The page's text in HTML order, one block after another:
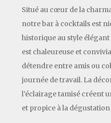
Situé au cœur de la
notre bar à cocktails est
historique au style
est chaleureuse et
détendre entre amis ou
journée de travail. La
l’éclairage tamisé créent
et propice à la